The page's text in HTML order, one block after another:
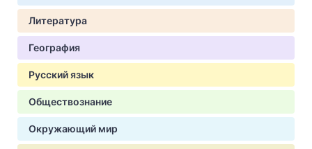
Литература
География
Русский язык
Обществознание
Окружающий мир